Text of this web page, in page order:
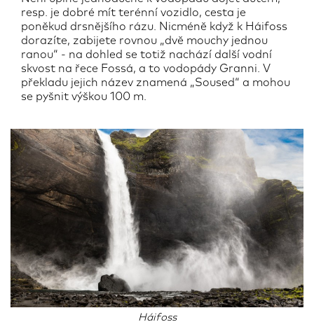
resp. je dobré mít terénní vozidlo, cesta je
poněkud drsnějšího rázu. Nicméně když k Háifoss
dorazíte, zabijete rovnou „dvě mouchy jednou
ranou“ - na dohled se totiž nachází další vodní
skvost na řece Fossá, a to vodopády Granni. V
překladu jejich název znamená „Soused“ a mohou
se pyšnit výškou 100 m.
Háifoss